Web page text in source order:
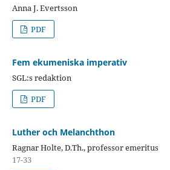
Anna J. Evertsson
PDF
Fem ekumeniska imperativ
SGL:s redaktion
PDF
Luther och Melanchthon
Ragnar Holte, D.Th., professor emeritus
17-33